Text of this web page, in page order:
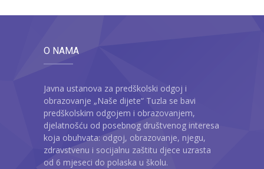
O NAMA
Javna ustanova za predškolski odgoj i
obrazovanje „Naše dijete“ Tuzla se bavi
predškolskim odgojem i obrazovanjem,
djelatnošću od posebnog društvenog interesa
koja obuhvata: odgoj, obrazovanje, njegu,
zdravstvenu i socijalnu zaštitu djece uzrasta
od 6 mjeseci do polaska u školu.